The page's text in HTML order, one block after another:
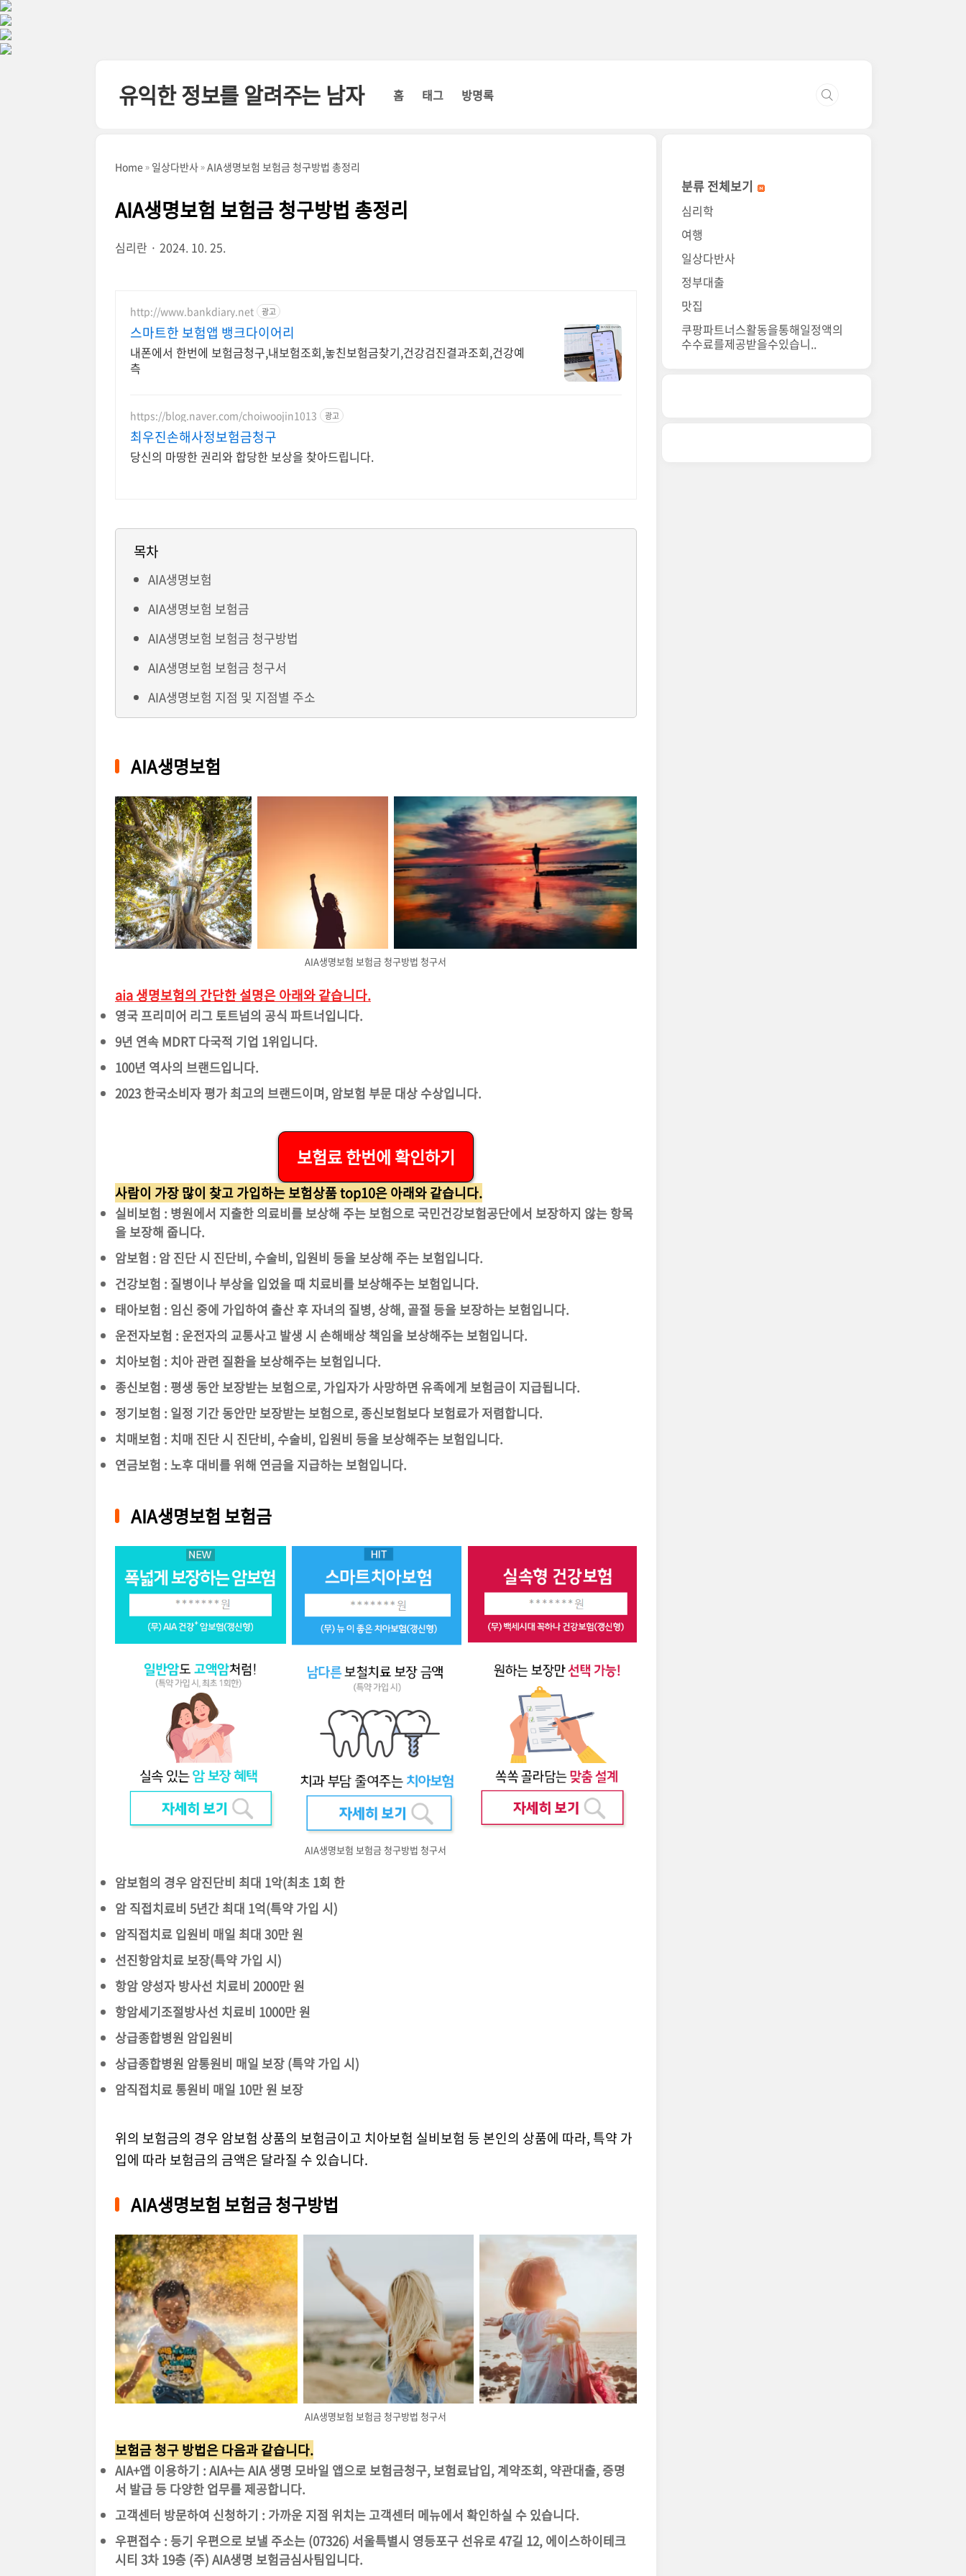
본문 바로가기
유익한 정보를 알려주는 남자 홈 태그 방명록
Home 일상다반사 AIA생명보험 보험금 청구방법 총정리
AIA생명보험 보험금 청구방법 총정리
심리란 2024. 10. 25.
http://www.bankdiary.net 광고
스마트한 보험앱 뱅크다이어리
내폰에서 한번에 보험금청구,내보험조회,놓친보험금찾기,건강검진결과조회,건강예
측
https://blog.naver.com/choiwoojin1013 광고
최우진손해사정보험금청구
당신의 마땅한 권리와 합당한 보상을 찾아드립니다.
목차
AIA생명보험
AIA생명보험 보험금
AIA생명보험 보험금 청구방법
AIA생명보험 보험금 청구서
AIA생명보험 지점 및 지점별 주소
AIA생명보험
AIA생명보험 보험금 청구방법 청구서
aia 생명보험의 간단한 설명은 아래와 같습니다.
영국 프리미어 리그 토트넘의 공식 파트너입니다.
9년 연속 MDRT 다국적 기업 1위입니다.
100년 역사의 브랜드입니다.
2023 한국소비자 평가 최고의 브랜드이며, 암보험 부문 대상 수상입니다.
보험료 한번에 확인하기
사람이 가장 많이 찾고 가입하는 보험상품 top10은 아래와 같습니다.
실비보험 : 병원에서 지출한 의료비를 보상해 주는 보험으로 국민건강보험공단에서 보장하지 않는 항목
을 보장해 줍니다.
암보험 : 암 진단 시 진단비, 수술비, 입원비 등을 보상해 주는 보험입니다.
건강보험 : 질병이나 부상을 입었을 때 치료비를 보상해주는 보험입니다.
태아보험 : 임신 중에 가입하여 출산 후 자녀의 질병, 상해, 골절 등을 보장하는 보험입니다.
운전자보험 : 운전자의 교통사고 발생 시 손해배상 책임을 보상해주는 보험입니다.
치아보험 : 치아 관련 질환을 보상해주는 보험입니다.
종신보험 : 평생 동안 보장받는 보험으로, 가입자가 사망하면 유족에게 보험금이 지급됩니다.
정기보험 : 일정 기간 동안만 보장받는 보험으로, 종신보험보다 보험료가 저렴합니다.
치매보험 : 치매 진단 시 진단비, 수술비, 입원비 등을 보상해주는 보험입니다.
연금보험 : 노후 대비를 위해 연금을 지급하는 보험입니다.
AIA생명보험 보험금
AIA생명보험 보험금 청구방법 청구서
암보험의 경우 암진단비 최대 1악(최초 1회 한
암 직접치료비 5년간 최대 1억(특약 가입 시)
암직접치료 입원비 매일 최대 30만 원
선진항암치료 보장(특약 가입 시)
항암 양성자 방사선 치료비 2000만 원
항암세기조절방사선 치료비 1000만 원
상급종합병원 암입원비
상급종합병원 암통원비 매일 보장 (특약 가입 시)
암직접치료 통원비 매일 10만 원 보장
위의 보험금의 경우 암보험 상품의 보험금이고 치아보험 실비보험 등 본인의 상품에 따라, 특약 가
입에 따라 보험금의 금액은 달라질 수 있습니다.
AIA생명보험 보험금 청구방법
AIA생명보험 보험금 청구방법 청구서
보험금 청구 방법은 다음과 같습니다.
AIA+앱 이용하기 : AIA+는 AIA 생명 모바일 앱으로 보험금청구, 보험료납입, 계약조회, 약관대출, 증명
서 발급 등 다양한 업무를 제공합니다.
고객센터 방문하여 신청하기 : 가까운 지점 위치는 고객센터 메뉴에서 확인하실 수 있습니다.
우편접수 : 등기 우편으로 보낼 주소는 (07326) 서울특별시 영등포구 선유로 47길 12, 에이스하이테크
시티 3차 19층 (주) AIA생명 보험금심사팀입니다.
분류 전체보기
심리학
여행
일상다반사
정부대출
맛집
쿠팡파트너스활동을통해일정액의
수수료를제공받을수있습니..